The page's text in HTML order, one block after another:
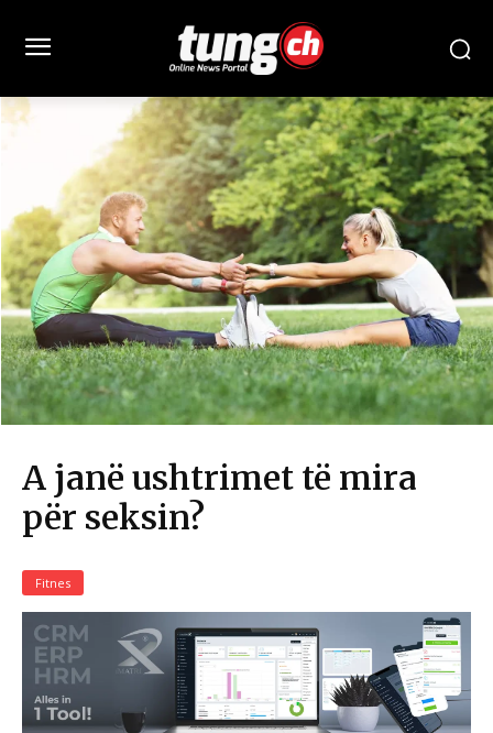
A janë ushtrimet të mira
për seksin?
Fitnes